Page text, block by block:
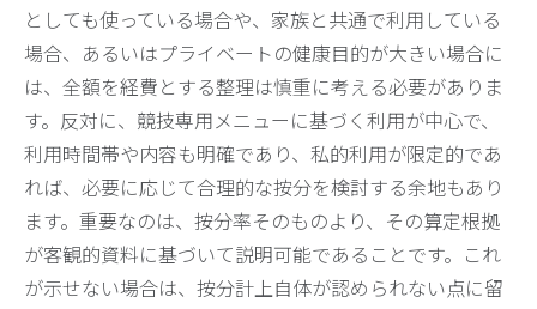
としても使っている場合や、家族と共通で利用している
場合、あるいはプライベートの健康目的が大きい場合に
は、全額を経費とする整理は慎重に考える必要がありま
す。反対に、競技専用メニューに基づく利用が中心で、
利用時間帯や内容も明確であり、私的利用が限定的であ
れば、必要に応じて合理的な按分を検討する余地もあり
ます。重要なのは、按分率そのものより、その算定根拠
が客観的資料に基づいて説明可能であることです。これ
が示せない場合は、按分計上自体が認められない点に留